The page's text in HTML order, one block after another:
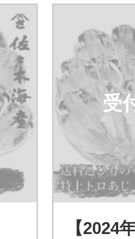
受
【2024